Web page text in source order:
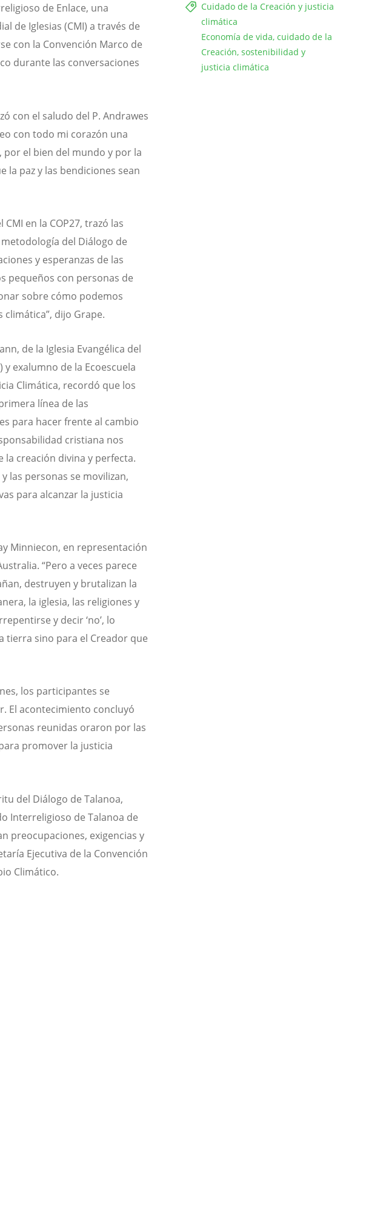
Cuidado de la Creación y justicia
climática
Economía de vida, cuidado de la
Creación, sostenibilidad y
justicia climática
de Enlace, una
de Iglesias (CMI) a través de
con la Convención Marco de
durante las conversaciones
con el saludo del P. Andrawes
con todo mi corazón una
el bien del mundo y por la
la paz y las bendiciones sean
en la COP27, trazó las
del Diálogo de
y esperanzas de las
pequeños con personas de
sobre cómo podemos
dijo Grape.
de la Iglesia Evangélica del
exalumno de la Ecoescuela
Climática, recordó que los
línea de las
para hacer frente al cambio
cristiana nos
creación divina y perfecta.
las personas se movilizan,
para alcanzar la justicia
Minniecon, en representación
“Pero a veces parece
destruyen y brutalizan la
la iglesia, las religiones y
y decir ‘no’, lo
tierra sino para el Creador que
los participantes se
El acontecimiento concluyó
reunidas oraron por las
promover la justicia
del Diálogo de Talanoa,
Interreligioso de Talanoa de
preocupaciones, exigencias y
Ejecutiva de la Convención
Climático.